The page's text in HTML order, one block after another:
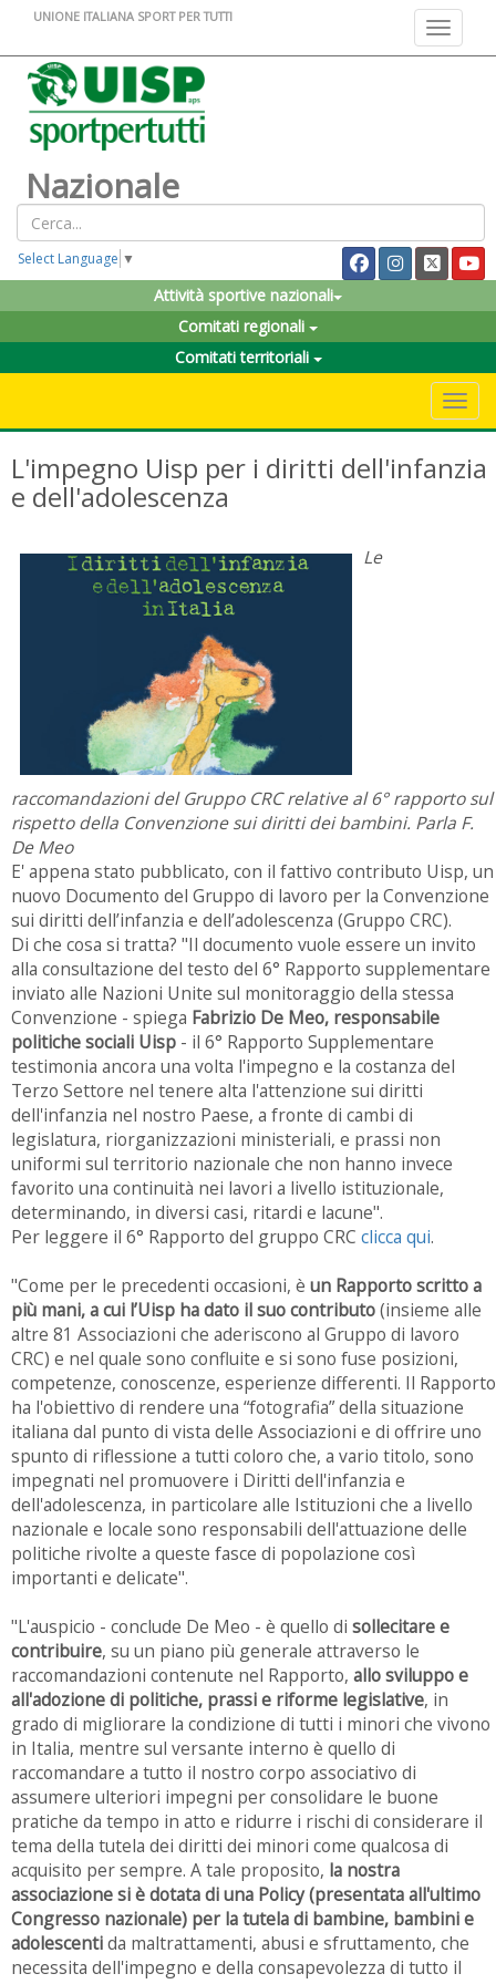
Toggle
UNIONE ITALIANA SPORT PER TUTTI
Nazionale
Select Language ▼
Attività sportive nazionali
Comitati regionali
Comitati territoriali
L'impegno Uisp per i diritti dell'infanzia
e dell'adolescenza
Le
raccomandazioni del Gruppo CRC relative al 6° rapporto sul
rispetto della Convenzione sui diritti dei bambini. Parla F.
De Meo
E' appena stato pubblicato, con il fattivo contributo Uisp, un
nuovo Documento del Gruppo di lavoro per la Convenzione
sui diritti dell’infanzia e dell’adolescenza (Gruppo CRC).
Di che cosa si tratta? "Il documento vuole essere un invito
alla consultazione del testo del 6° Rapporto supplementare
inviato alle Nazioni Unite sul monitoraggio della stessa
Convenzione - spiega Fabrizio De Meo, responsabile
politiche sociali Uisp - il 6° Rapporto Supplementare
testimonia ancora una volta l'impegno e la costanza del
Terzo Settore nel tenere alta l'attenzione sui diritti
dell'infanzia nel nostro Paese, a fronte di cambi di
legislatura, riorganizzazioni ministeriali, e prassi non
uniformi sul territorio nazionale che non hanno invece
favorito una continuità nei lavori a livello istituzionale,
determinando, in diversi casi, ritardi e lacune".
Per leggere il 6° Rapporto del gruppo CRC clicca qui.
"Come per le precedenti occasioni, è un Rapporto scritto a
più mani, a cui l’Uisp ha dato il suo contributo(insieme alle
altre 81 Associazioni che aderiscono al Gruppo di lavoro
CRC) e nel quale sono confluite e si sono fuse posizioni,
competenze, conoscenze, esperienze differenti. Il Rapporto
ha l'obiettivo di rendere una “fotografia” della situazione
italiana dal punto di vista delle Associazioni e di offrire uno
spunto di riflessione a tutti coloro che, a vario titolo, sono
impegnati nel promuovere i Diritti dell'infanzia e
dell'adolescenza, in particolare alle Istituzioni che a livello
nazionale e locale sono responsabili dell'attuazione delle
politiche rivolte a queste fasce di popolazione così
importanti e delicate".
"L'auspicio - conclude De Meo - è quello di sollecitare e
contribuire, su un piano più generale attraverso le
raccomandazioni contenute nel Rapporto, allo sviluppo e
all'adozione di politiche, prassi e riforme legislative, in
grado di migliorare la condizione di tutti i minori che vivono
in Italia, mentre sul versante interno è quello di
raccomandare a tutto il nostro corpo associativo di
assumere ulteriori impegni per consolidare le buone
pratiche da tempo in atto e ridurre i rischi di considerare il
tema della tutela dei diritti dei minori come qualcosa di
acquisito per sempre. A tale proposito, la nostra
associazione si è dotata di una Policy (presentata all'ultimo
Congresso nazionale) per la tutela di bambine, bambini e
adolescentida maltrattamenti, abusi e sfruttamento, che
necessita dell'impegno e della consapevolezza di tutto il